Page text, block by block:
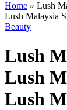
Home » Lush
Lush Malaysia
Beauty
Lush
Lush
Lush